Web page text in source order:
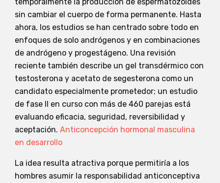
sin cambiar el cuerpo de forma permanente. Hasta
ahora, los estudios se han centrado sobre todo en
enfoques de solo andrógenos y en combinaciones
de andrógeno y progestágeno. Una revisión
reciente también describe un gel transdérmico con
testosterona y acetato de segesterona como un
candidato especialmente prometedor; un estudio
de fase II en curso con más de 460 parejas está
evaluando eficacia, seguridad, reversibilidad y
aceptación. Anticoncepción hormonal masculina
en desarrollo
La idea resulta atractiva porque permitiría a los
hombres asumir la responsabilidad anticonceptiva